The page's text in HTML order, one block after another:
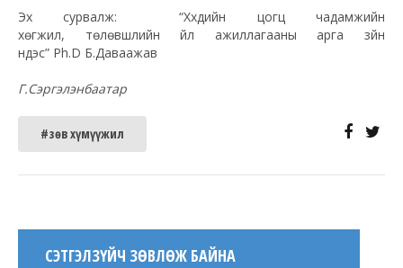
Эх сурвалж: “Хүүхдийн цогц чадамжийн
хөгжил, төлөвшлийн үйл ажиллагааны арга зүйн
үндэс” Ph.D Б.Даваажав
Г.Сэргэлэнбаатар
#зөв хүмүүжил
СЭТГЭЛЗҮЙЧ ЗӨВЛӨЖ БАЙНА